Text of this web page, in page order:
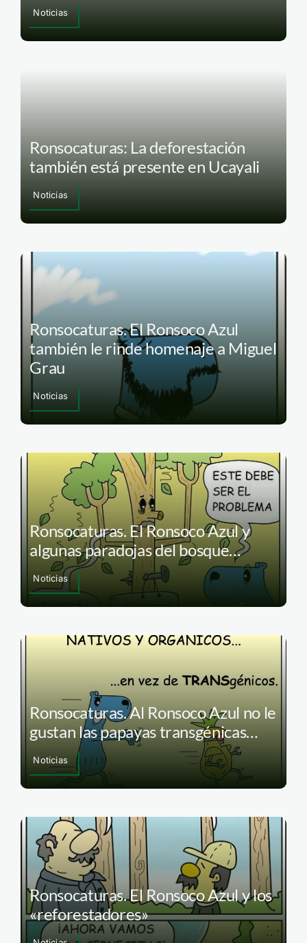
Noticias
Ronsocaturas: La deforestación
también está presente en Ucayali
Noticias
Ronsocaturas. El Ronsoco Azul
también le rinde homenaje a Miguel
Grau
Noticias
Ronsocaturas. El Ronsoco Azul y
algunas paradojas del bosque…
Noticias
Ronsocaturas. Al Ronsoco Azul no le
gustan las papayas transgénicas…
Noticias
Ronsocaturas. El Ronsoco Azul y los
«reforestadores»